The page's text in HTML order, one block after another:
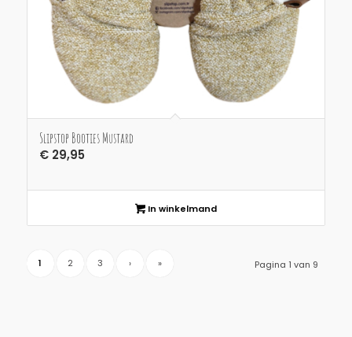
Slipstop Booties Mustard
€29,95
In winkelmand
Pagina 1 van 9
1 2 3 › »